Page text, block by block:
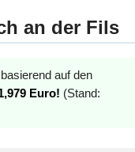
an der Fils
auf den
Euro! (Stand: